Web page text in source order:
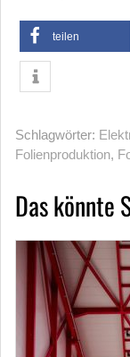
teilen
Schlagwörter:
Folienproduktion,
Das könnte